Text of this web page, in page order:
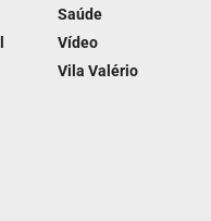
Saúde
Vídeo
Vila Valério